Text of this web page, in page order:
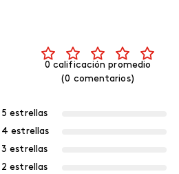
0 calificación promedio
(0 comentarios)
5 estrellas
4 estrellas
3 estrellas
2 estrellas